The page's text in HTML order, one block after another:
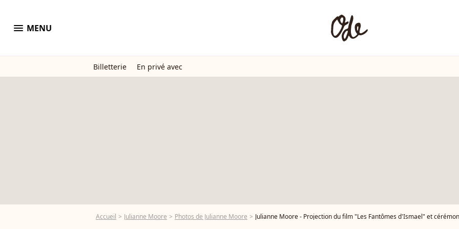
menu MENU
Billetterie En privé avec
Accueil Julianne Moore Photos de Julianne Moore Julianne Moore - Projection du film "Les Fantômes d'Ismael" et cérémonie d'ouverture du 70e Festival